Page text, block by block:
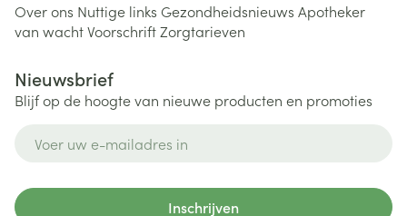
Over ons Nuttige links Gezondheidsnieuws Apotheker
van wachtVoorschriftZorgtarieven
Nieuwsbrief
Blijf op de hoogte van nieuwe producten en promoties
Inschrijven